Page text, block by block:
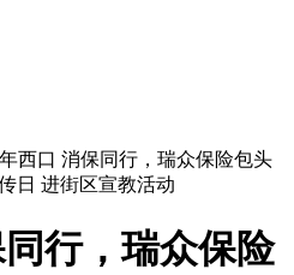
西口 消保同行，瑞众保险包头
日 进街区宣教活动
行，瑞众保险